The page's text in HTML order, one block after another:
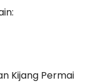
Kijang Permai